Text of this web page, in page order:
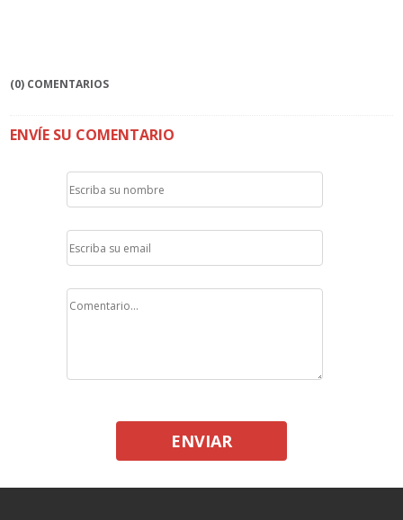
(0) COMENTARIOS
ENVÍE SU COMENTARIO
ENVIAR